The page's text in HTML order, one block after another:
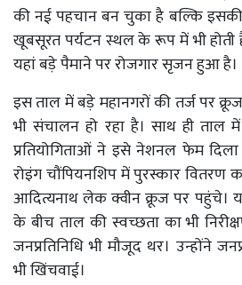
की नई पहचान बन चुका है बल्कि
खूबसूरत पर्यटन स्थल के रूप में भी होती
यहां बड़े पैमाने पर रोजगार सृजन हुआ है।
इस ताल में बड़े महानगरों की तर्ज पर
भी संचालन हो रहा है। साथ ही ताल में
प्रतियोगिताओं ने इसे नेशनल फेम
रोइंग चौंपियनशिप में पुरस्कार वितरण
आदित्यनाथ लेक क्वीन क्रूज पर पहुंचे।
के बीच ताल की स्वच्छता का भी
जनप्रतिनिधि भी मौजूद थर। उन्होंने
भी खिंचवाई।